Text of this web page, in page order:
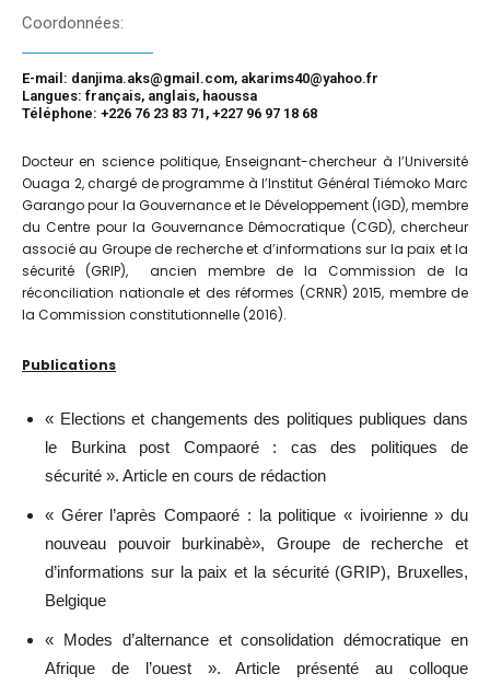
Coordonnées:
E-mail: danjima.aks@gmail.com, akarims40@yahoo.fr
Langues: français, anglais, haoussa
Téléphone: +226 76 23 83 71, +227 96 97 18 68
Docteur en science politique, Enseignant-chercheur à l’Université
Ouaga 2, chargé de programme à l’Institut Général Tiémoko Marc
Garango pour la Gouvernance et le Développement (IGD), membre
du Centre pour la Gouvernance Démocratique (CGD), chercheur
associé au Groupe de recherche et d’informations sur la paix et la
sécurité (GRIP), ancien membre de la Commission de la
réconciliation nationale et des réformes (CRNR) 2015, membre de
la Commission constitutionnelle (2016).
Publications
« Elections et changements des politiques publiques dans
le Burkina post Compaoré : cas des politiques de
sécurité ». Article en cours de rédaction
« Gérer l’après Compaoré : la politique « ivoirienne » du
nouveau pouvoir burkinabè», Groupe de recherche et
d’informations sur la paix et la sécurité (GRIP), Bruxelles,
Belgique
« Modes d’alternance et consolidation démocratique en
Afrique de l’ouest ». Article présenté au colloque